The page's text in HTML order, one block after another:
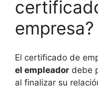
empresa?
El certificado de
el empleador debe
al finalizar su